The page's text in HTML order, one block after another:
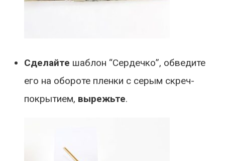
Сделайте шаблон “Сердечко”, обведите
его на обороте пленки с серым скреч-
покрытием, вырежьте.